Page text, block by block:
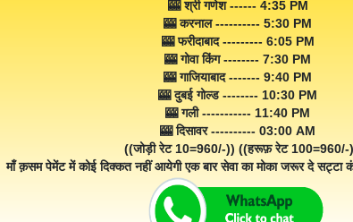
🎰 श्री गणेश ------ 4:35 PM
🎰 करनाल ---------- 5:30 PM
🎰 फरीदाबाद --------- 6:05 PM
🎰 गोवा किंग -------- 7:30 PM
🎰 गाजियाबाद ------- 9:40 PM
🎰 दुबई गोल्ड -------- 10:30 PM
🎰 गली ----------- 11:40 PM
🎰 दिसावर ---------- 03:00 AM
((जोड़ी रेट 10=960/-)) ((हरूफ़ रेट 100=960/-
माँ क़सम पेमेंट में कोई दिक्कत नहीं आयेगी एक बार सेवा का मोका जरूर दे सट्टा